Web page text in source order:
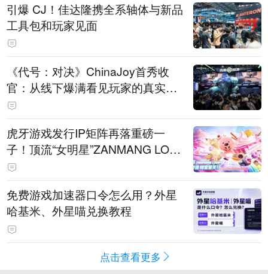
引爆 CJ！佳达隆携全系轴体与新品
工具包和玩家见面
《代号：对决》ChinaJoy首秀收
官：从线下爆满看见玩家的真实期
待
虎牙游戏发行IP矩阵再落重磅一
子！顶流“女明星”ZANMANG LOO
PY 正版3D消除手游《消消奇遇》
惊喜曝光
免费游戏加速器口令怎么用？外星
哈基米、外星喵兑换教程
点击查看更多